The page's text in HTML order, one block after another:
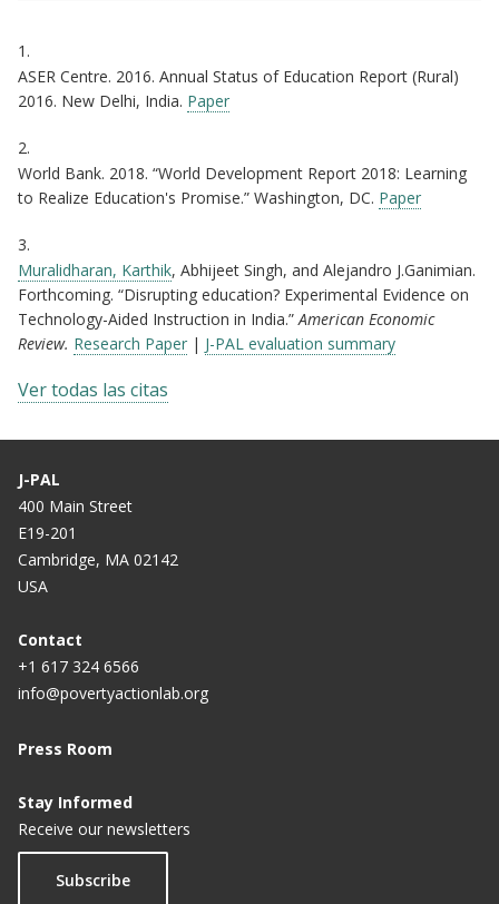
Citations
1.
ASER Centre. 2016. Annual Status of Education Report (Rural)
2016. New Delhi, India. Paper
2.
World Bank. 2018. “World Development Report 2018: Learning
to Realize Education's Promise.” Washington, DC. Paper
3.
Muralidharan, Karthik, Abhijeet Singh, and Alejandro J.Ganimian.
Forthcoming. “Disrupting education? Experimental Evidence on
Technology-Aided Instruction in India.”American Economic
Review. Research Paper | J-PAL evaluation summary
Ver todas las citas
J-PAL
400 Main Street
E19-201
Cambridge, MA 02142
USA
Contact
+1 617 324 6566
info@povertyactionlab.org
Press Room
Stay Informed
Receive our newsletters
Subscribe